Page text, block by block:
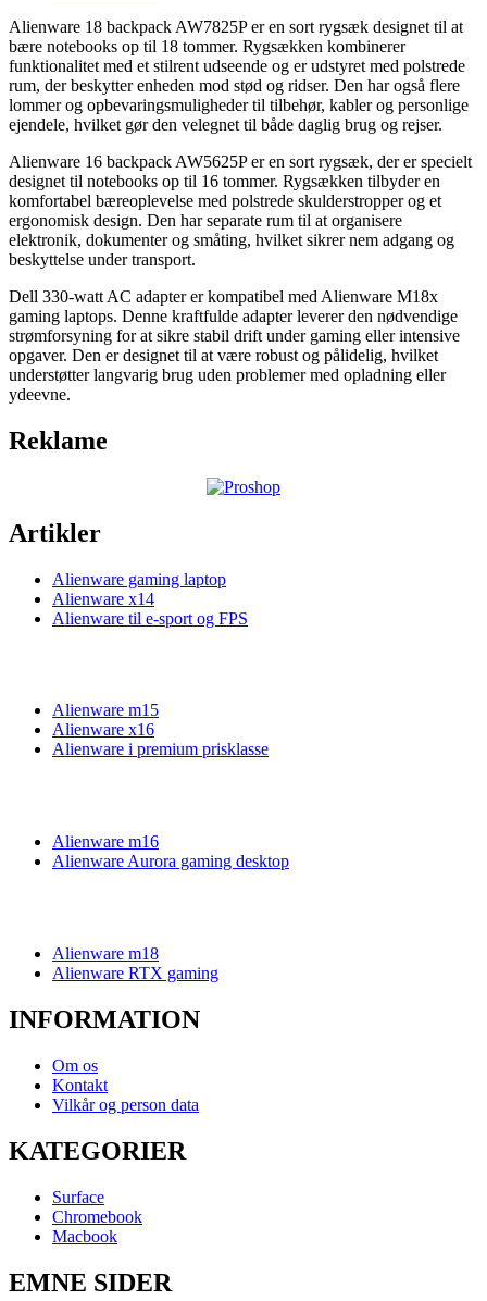
Alienware 18 backpack AW7825P er en sort rygsæk designet til at
bære notebooks op til 18 tommer. Rygsækken kombinerer
funktionalitet med et stilrent udseende og er udstyret med polstrede
rum, der beskytter enheden mod stød og ridser. Den har også flere
lommer og opbevaringsmuligheder til tilbehør, kabler og personlige
ejendele, hvilket gør den velegnet til både daglig brug og rejser.
Alienware 16 backpack AW5625P er en sort rygsæk, der er specielt
designet til notebooks op til 16 tommer. Rygsækken tilbyder en
komfortabel bæreoplevelse med polstrede skulderstropper og et
ergonomisk design. Den har separate rum til at organisere
elektronik, dokumenter og småting, hvilket sikrer nem adgang og
beskyttelse under transport.
Dell 330-watt AC adapter er kompatibel med Alienware M18x
gaming laptops. Denne kraftfulde adapter leverer den nødvendige
strømforsyning for at sikre stabil drift under gaming eller intensive
opgaver. Den er designet til at være robust og pålidelig, hvilket
understøtter langvarig brug uden problemer med opladning eller
ydeevne.
Reklame
Artikler
Alienware gaming laptop
Alienware x14
Alienware til e-sport og FPS
Alienware m15
Alienware x16
Alienware i premium prisklasse
Alienware m16
Alienware Aurora gaming desktop
Alienware m18
Alienware RTX gaming
INFORMATION
Om os
Kontakt
Vilkår og person data
KATEGORIER
Surface
Chromebook
Macbook
EMNE SIDER